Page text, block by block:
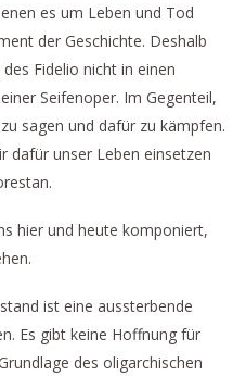
es um Leben und Tod
der Geschichte. Deshalb
Fidelio nicht in einen
Seifenoper. Im Gegenteil,
sagen und dafür zu kämpfen.
dafür unser Leben einsetzen
hier und heute komponiert,
ist eine aussterbende
Es gibt keine Hoffnung für
des oligarchischen